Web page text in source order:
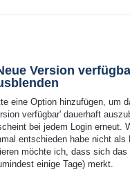
Version
eine Option hinzufügen, um
verfügbar' dauerhaft
bei jedem Login erneut.
entschieden habe nicht als
möchte ich, dass sich
einige Tage) merkt.